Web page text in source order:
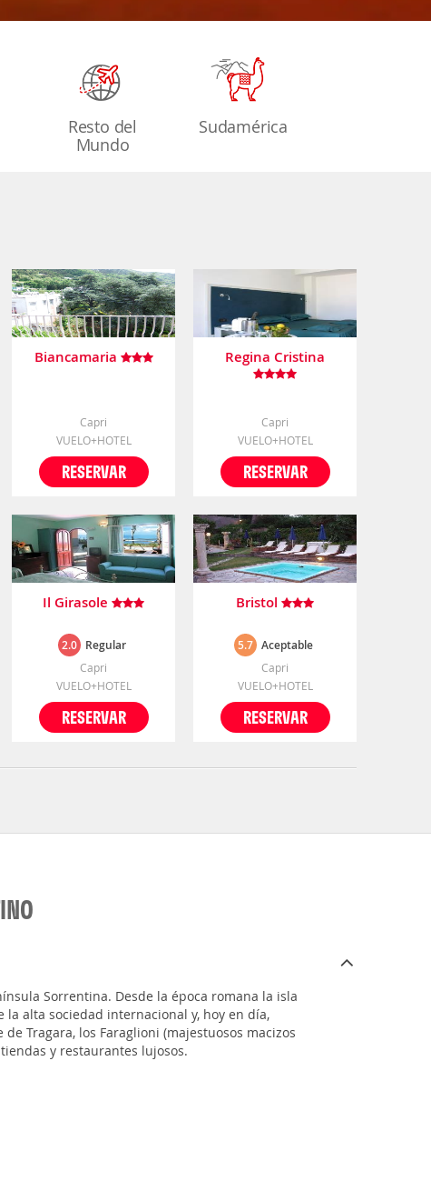
Resto del
Mundo
Sudamérica
Biancamaria
Capri
VUELO+HOTEL
RESERVAR
Regina Cristina
Capri
VUELO+HOTEL
RESERVAR
Il Girasole
2.0 Regular
Capri
VUELO+HOTEL
RESERVAR
Bristol
5.7 Aceptable
Capri
VUELO+HOTEL
RESERVAR
Sorrentina. Desde la época romana la isla
alta sociedad internacional y, hoy en día,
Tragara, los Faraglioni (majestuosos macizos
y restaurantes lujosos.